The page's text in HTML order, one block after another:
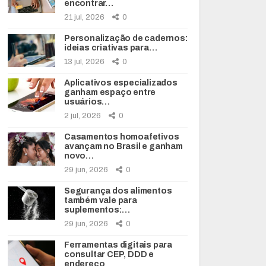
encontrar…
21 jul, 2026 0
Personalização de cadernos:
ideias criativas para…
13 jul, 2026 0
Aplicativos especializados
ganham espaço entre
usuários…
2 jul, 2026 0
Casamentos homoafetivos
avançam no Brasil e ganham
novo…
29 jun, 2026 0
Segurança dos alimentos
também vale para
suplementos:…
29 jun, 2026 0
Ferramentas digitais para
consultar CEP, DDD e
endereço